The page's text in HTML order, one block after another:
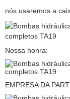
nós usaremos a
Nossa honra:
EMPRESA DA